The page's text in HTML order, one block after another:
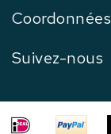
Coordonnées
Suivez-nous